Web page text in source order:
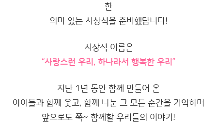
한
의미 있는 시상식을 준비했답니다!
시상식 이름은
“사랑스런 우리, 하나라서 행복한 우리”
지난 1년 동안 함께 만들어 온
아이들과 함께 웃고, 함께 나눈 그 모든 순간을 기억하며
앞으로도 쭉~ 함께할 우리들의 이야기!